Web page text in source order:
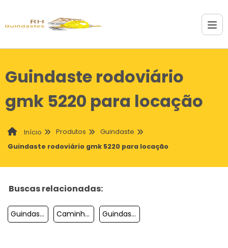
Guindaste rodoviário
gmk 5220 para locação
Início Produtos
Guindaste
Guindaste rodoviário gmk 5220 para locação
Buscas relacionadas:
Guindaste Villares Caminhão Guindaste A Venda Guindaste Xcmg 50 Tons